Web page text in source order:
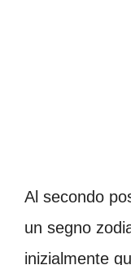
Al secondo
un segno
inizialmente